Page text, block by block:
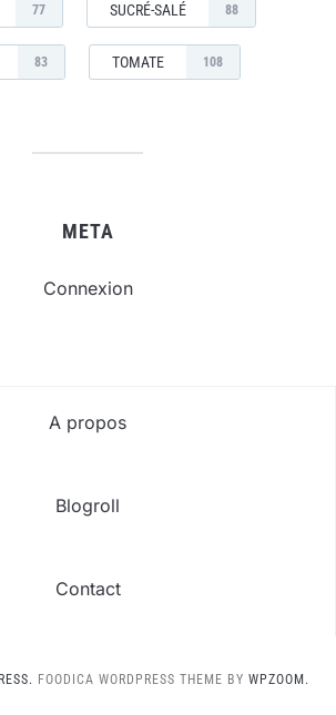
77 SUCRÉ-SALÉ 88
83 TOMATE 108
META
Connexion
A propos
Blogroll
Contact
FOODICA WORDPRESS THEME BY WPZOOM.